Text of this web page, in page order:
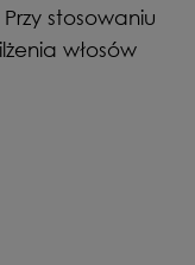
stosowaniu
włosów